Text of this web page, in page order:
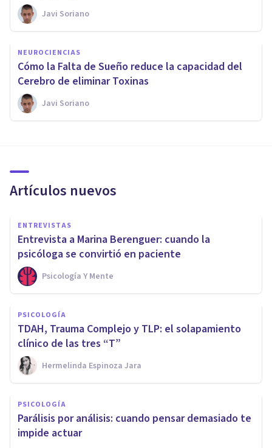
Javi Soriano
NEUROCIENCIAS
Cómo la Falta de Sueño reduce la capacidad del
Cerebro de eliminar Toxinas
Javi Soriano
Artículos nuevos
ENTREVISTAS
Entrevista a Marina Berenguer: cuando la
psicóloga se convirtió en paciente
Psicología Y Mente
PSICOLOGÍA
TDAH, Trauma Complejo y TLP: el solapamiento
clínico de las tres “T”
Hermelinda Espinoza Jara
PSICOLOGÍA
Parálisis por análisis: cuando pensar demasiado te
impide actuar